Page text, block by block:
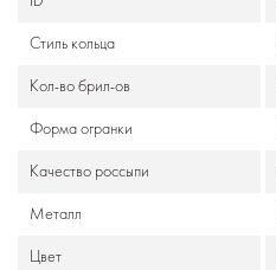
Стиль кольца
Кол-во брил-ов
Формa огранки
Качество россыпи
Металл
Цвет